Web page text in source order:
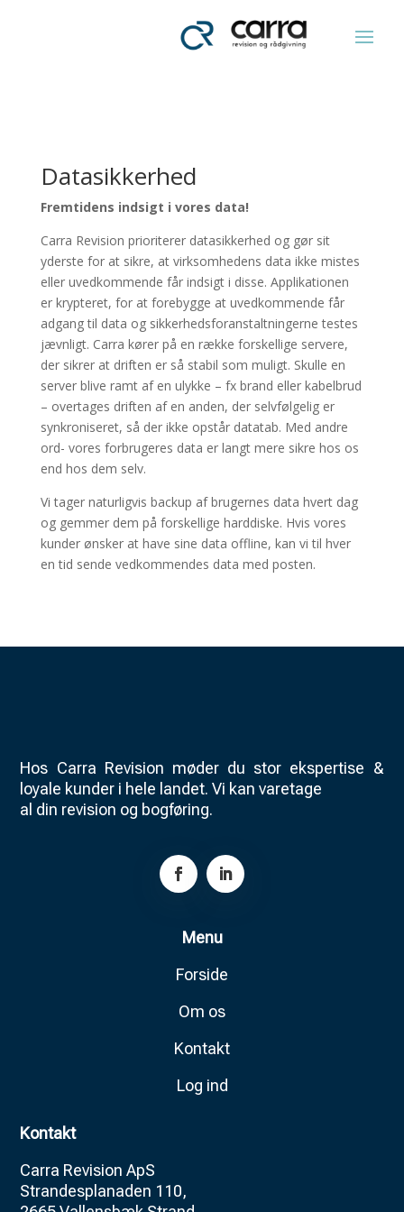
Datasikkerhed
Fremtidens indsigt i vores data!
Carra Revision prioriterer datasikkerhed og gør sit
yderste for at sikre, at virksomhedens data ikke mistes
eller uvedkommende får indsigt i disse. Applikationen
er krypteret, for at forebygge at uvedkommende får
adgang til data og sikkerhedsforanstaltningerne testes
jævnligt. Carra kører på en række forskellige servere,
der sikrer at driften er så stabil som muligt. Skulle en
server blive ramt af en ulykke – fx brand eller kabelbrud
– overtages driften af en anden, der selvfølgelig er
synkroniseret, så der ikke opstår datatab. Med andre
ord- vores forbrugeres data er langt mere sikre hos os
end hos dem selv.
Vi tager naturligvis backup af brugernes data hvert dag
og gemmer dem på forskellige harddiske. Hvis vores
kunder ønsker at have sine data offline, kan vi til hver
en tid sende vedkommendes data med posten.
Hos Carra Revision møder du stor ekspertise &
loyale kunder i hele landet. Vi kan varetage
al din revision og bogføring.
Menu
Forside
Om os
Kontakt
Log ind
Kontakt
Carra Revision ApS
Strandesplanaden 110,